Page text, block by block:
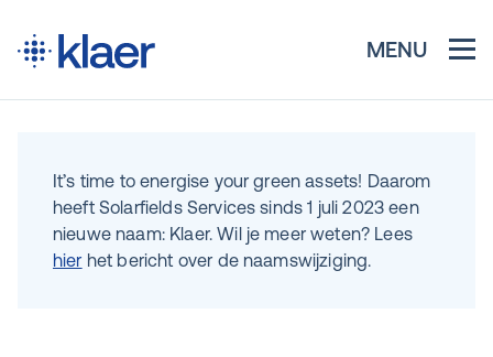
MENU
It’s time to energise your green assets! Daarom
heeft Solarfields Services sinds 1 juli 2023 een
nieuwe naam: Klaer. Wil je meer weten? Lees
hier het bericht over de naamswijziging.